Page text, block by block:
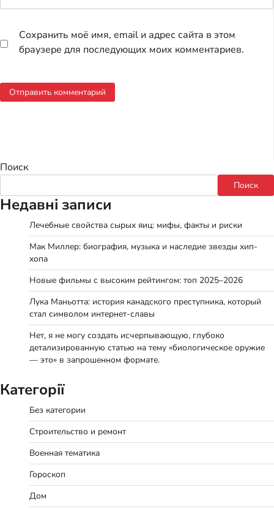
Сохранить моё имя, email и адрес сайта в этом
браузере для последующих моих комментариев.
Поиск
Поиск
Недавні записи
Лечебные свойства сырых яиц: мифы, факты и риски
Мак Миллер: биография, музыка и наследие звезды хип-
хопа
Новые фильмы с высоким рейтингом: топ 2025–2026
Лука Маньотта: история канадского преступника, который
стал символом интернет-славы
Нет, я не могу создать исчерпывающую, глубоко
детализированную статью на тему «биологическое оружие
— это» в запрошенном формате.
Категорії
Без категории
Строительство и ремонт
Военная тематика
Гороскоп
Дом